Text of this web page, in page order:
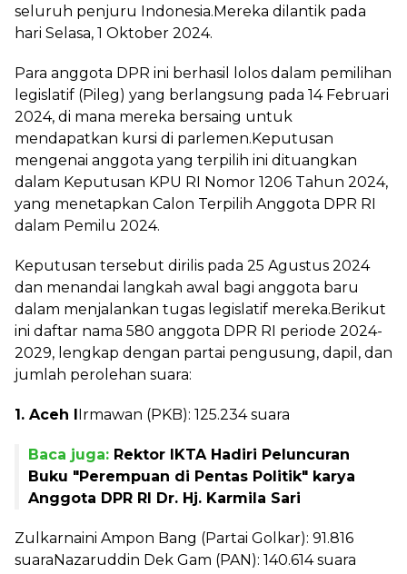
seluruh penjuru Indonesia.Mereka dilantik pada
hari Selasa, 1 Oktober 2024.
Para anggota DPR ini berhasil lolos dalam pemilihan
legislatif (Pileg) yang berlangsung pada 14 Februari
2024, di mana mereka bersaing untuk
mendapatkan kursi di parlemen.Keputusan
mengenai anggota yang terpilih ini dituangkan
dalam Keputusan KPU RI Nomor 1206 Tahun 2024,
yang menetapkan Calon Terpilih Anggota DPR RI
dalam Pemilu 2024.
Keputusan tersebut dirilis pada 25 Agustus 2024
dan menandai langkah awal bagi anggota baru
dalam menjalankan tugas legislatif mereka.Berikut
ini daftar nama 580 anggota DPR RI periode 2024-
2029, lengkap dengan partai pengusung, dapil, dan
jumlah perolehan suara:
1. Aceh IIrmawan (PKB): 125.234 suara
Baca juga: Rektor IKTA Hadiri Peluncuran
Buku "Perempuan di Pentas Politik" karya
Anggota DPR RI Dr. Hj. Karmila Sari
Zulkarnaini Ampon Bang (Partai Golkar): 91.816
suaraNazaruddin Dek Gam (PAN): 140.614 suara